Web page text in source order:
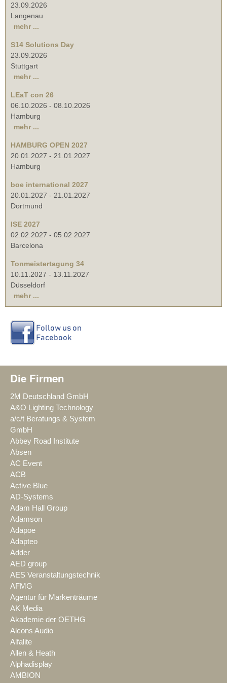
23.09.2026
Langenau
mehr ...
S14 Solutions Day
23.09.2026
Stuttgart
mehr ...
LEaT con 26
06.10.2026 - 08.10.2026
Hamburg
mehr ...
HAMBURG OPEN 2027
20.01.2027 - 21.01.2027
Hamburg
boe international 2027
20.01.2027 - 21.01.2027
Dortmund
ISE 2027
02.02.2027 - 05.02.2027
Barcelona
Tonmeistertagung 34
10.11.2027 - 13.11.2027
Düsseldorf
mehr ...
Die Firmen
2M Deutschland GmbH
A&O Lighting Technology
a/c/t Beratungs & System
GmbH
Abbey Road Institute
Absen
AC Event
ACB
Active Blue
AD-Systems
Adam Hall Group
Adamson
Adapoe
Adapteo
Adder
AED group
AES Veranstaltungstechnik
AFMG
Agentur für Markenträume
AK Media
Akademie der OETHG
Alcons Audio
Alfalite
Allen & Heath
Alphadisplay
AMBION